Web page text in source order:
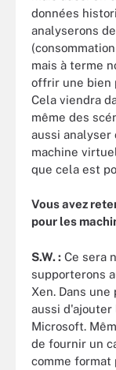
données
analyserons
mais à terme
offrir une bien
Cela viendra
même des
aussi analyser
machine
que cela est
Vous avez
pour les
S.W. : Ce sera
supporterons
Xen. Dans
aussi d'ajouter
Microsoft.
de fournir un
comme format